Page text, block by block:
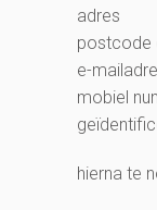
adres
postcode
e-
mobiel
hierna te